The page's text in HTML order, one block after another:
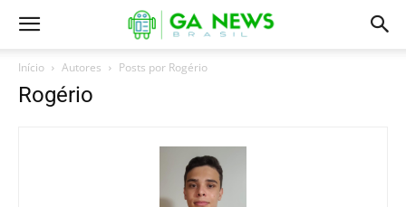
Início Autores Posts por Rogério
Rogério